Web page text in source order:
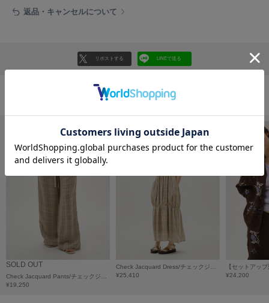
GELATO PIQUE CAT&DOG
gelato pique Sleep
ジェラート ピケ スリープ
HUNTER
ハンター
返品・キャンセルについて
リポストする LINEで送る
SOLD OUT
¥19,250
¥25,410
¥24,200